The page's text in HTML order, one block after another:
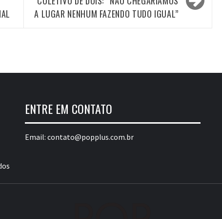
A LUGAR NENHUM FAZENDO TUDO IGUAL”
ENTRE EM CONTATO
Email: contato@popplus.com.br